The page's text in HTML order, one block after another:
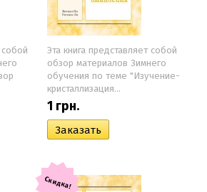
собой
Эта книга представляет собой
обзор материалов Зимнего
обучения по теме "Изучение-
кристаллизация...
1 грн.
Скидка!